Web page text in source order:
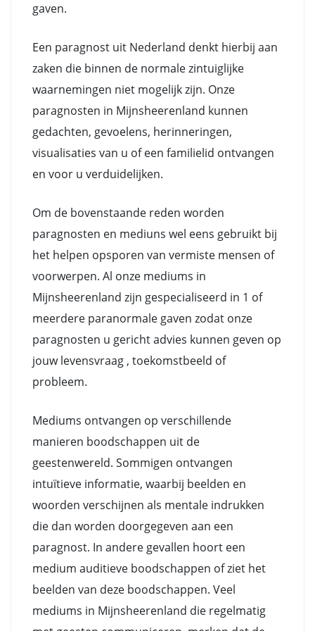
gaven.
Een paragnost uit Nederland denkt hierbij aan
zaken die binnen de normale zintuiglijke
waarnemingen niet mogelijk zijn. Onze
paragnosten in Mijnsheerenland kunnen
gedachten, gevoelens, herinneringen,
visualisaties van u of een familielid ontvangen
en voor u verduidelijken.
Om de bovenstaande reden worden
paragnosten en mediuns wel eens gebruikt bij
het helpen opsporen van vermiste mensen of
voorwerpen. Al onze mediums in
Mijnsheerenland zijn gespecialiseerd in 1 of
meerdere paranormale gaven zodat onze
paragnosten u gericht advies kunnen geven op
jouw levensvraag , toekomstbeeld of
probleem.
Mediums ontvangen op verschillende
manieren boodschappen uit de
geestenwereld. Sommigen ontvangen
intuïtieve informatie, waarbij beelden en
woorden verschijnen als mentale indrukken
die dan worden doorgegeven aan een
paragnost. In andere gevallen hoort een
medium auditieve boodschappen of ziet het
beelden van deze boodschappen. Veel
mediums in Mijnsheerenland die regelmatig